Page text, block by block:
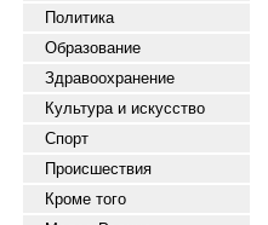
Политика
Образование
Здравоохранение
Культура и искусство
Спорт
Происшествия
Кроме того